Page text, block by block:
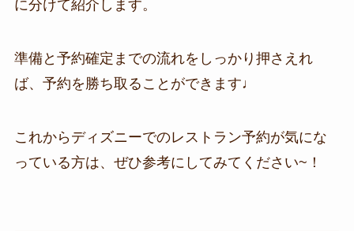
に分けて紹介します。
準備と予約確定までの流れをしっかり押さえれ
ば、予約を勝ち取ることができます♩
これからディズニーでのレストラン予約が気にな
っている方は、ぜひ参考にしてみてください~！